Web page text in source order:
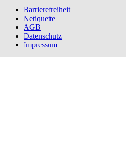
Barrierefreiheit
Netiquette
AGB
Datenschutz
Impressum